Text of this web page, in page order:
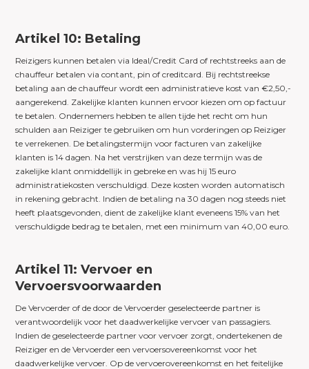
Artikel 10: Betaling
Reizigers kunnen betalen via Ideal/Credit Card of rechtstreeks aan de
chauffeur betalen via contant, pin of creditcard. Bij rechtstreekse
betaling aan de chauffeur wordt een administratieve kost van €2,50,-
aangerekend. Zakelijke klanten kunnen ervoor kiezen om op factuur
te betalen. Ondernemers hebben te allen tijde het recht om hun
schulden aan Reiziger te gebruiken om hun vorderingen op Reiziger
te verrekenen. De betalingstermijn voor facturen van zakelijke
klanten is 14 dagen. Na het verstrijken van deze termijn was de
zakelijke klant onmiddellijk in gebreke en was hij 15 euro
administratiekosten verschuldigd. Deze kosten worden automatisch
in rekening gebracht. Indien de betaling na 30 dagen nog steeds niet
heeft plaatsgevonden, dient de zakelijke klant eveneens 15% van het
verschuldigde bedrag te betalen, met een minimum van 40,00 euro.
Artikel 11: Vervoer en
Vervoersvoorwaarden
De Vervoerder of de door de Vervoerder geselecteerde partner is
verantwoordelijk voor het daadwerkelijke vervoer van passagiers.
Indien de geselecteerde partner voor vervoer zorgt, ondertekenen de
Reiziger en de Vervoerder een vervoersovereenkomst voor het
daadwerkelijke vervoer. Op de vervoerovereenkomst en het feitelijke